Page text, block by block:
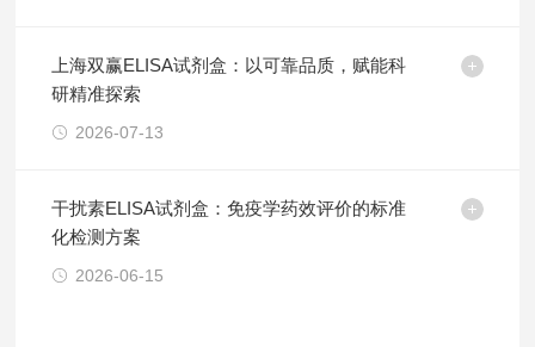
上海双赢ELISA试剂盒：以可靠品质，赋能科
研精准探索
2026-07-13
干扰素ELISA试剂盒：免疫学药效评价的标准
化检测方案
2026-06-15